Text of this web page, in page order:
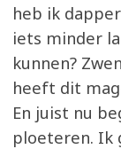
heb ik
iets minder
kunnen?
heeft dit
En juist nu
ploeteren. Ik